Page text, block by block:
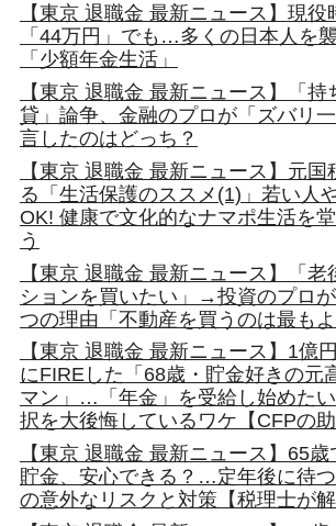
【東京 退職金 最新ニュース】現役
「44万円」でも…多くの日本人を
「少額年金生活」
【東京 退職金 最新ニュース】「
貸」論争、金融のプロが「ズバリ
言したのはどっち？
【東京 退職金 最新ニュース】元国
る「生活保護のススメ(1)」若い人
OK! 健康で文化的なナマポ生活を
う
【東京 退職金 最新ニュース】「
ションを買いたい」→投資のプロ
つの理由「不動産を買うのは最もよ
【東京 退職金 最新ニュース】1億
にFIREした「68歳・貯金好きの元
マン」…「年金」を受給し始めた
択を大後悔しているワケ【CFPの助
【東京 退職金 最新ニュース】65
貯金、安心できる？…定年後に待つ
の意外なリスクと対策【税理士が解